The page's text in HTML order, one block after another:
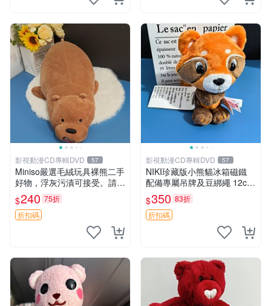
影視動漫CD專輯DVD 57
Miniso嚴選毛絨玩具裸熊二手
好物，浮灰污漬可接受。請詳
閱照片再下單，售出不退不
換。全新品相收藏推薦。 裸
熊 毛絨玩具 收藏
$240 75折
折扣碼
影視動漫CD專輯DVD 57
NIKI珍藏版小熊貓冰箱磁鐵
配備專屬吊牌及豆綁繩 12cm
廢品嚴選 好評推薦 小熊貓冰
箱貼 磁鐵掛件 冰箱飾品
$350 83折
折扣碼